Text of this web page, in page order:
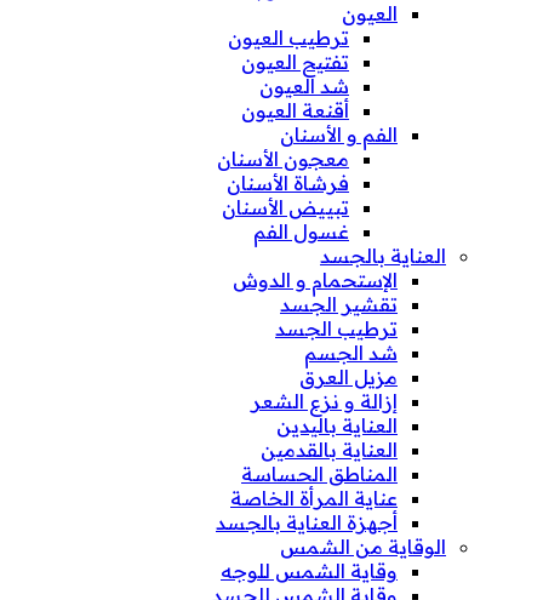
العيون
ترطيب العيون
تفتيح العيون
شد العيون
أقنعة العيون
الفم و الأسنان
معجون الأسنان
فرشاة الأسنان
تبييض الأسنان
غسول الفم
العناية بالجسد
الإستحمام و الدوش
تقشير الجسد
ترطيب الجسد
شد الجسم
مزيل العرق
إزالة و نزع الشعر
العناية باليدين
العناية بالقدمين
المناطق الحساسة
عناية المرأة الخاصة
أجهزة العناية بالجسد
الوقاية من الشمس
وقاية الشمس للوجه
وقاية الشمس للجسد